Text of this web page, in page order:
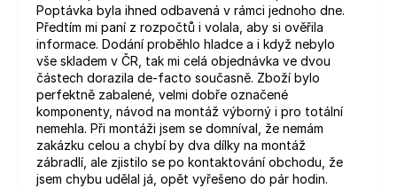
Poptávka byla ihned odbavená v rámci jednoho dne.
Předtím mi paní z rozpočtů i volala, aby si ověřila
informace. Dodání proběhlo hladce a i když nebylo
vše skladem v ČR, tak mi celá objednávka ve dvou
částech dorazila de-facto současně. Zboží bylo
perfektně zabalené, velmi dobře označené
komponenty, návod na montáž výborný i pro totální
nemehla. Při montáži jsem se domníval, že nemám
zakázku celou a chybí by dva dílky na montáž
zábradlí, ale zjistilo se po kontaktování obchodu, že
jsem chybu udělal já, opět vyřešeno do pár hodin.